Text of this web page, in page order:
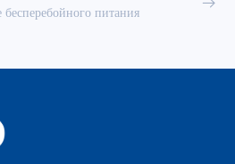
бесперебойного питания